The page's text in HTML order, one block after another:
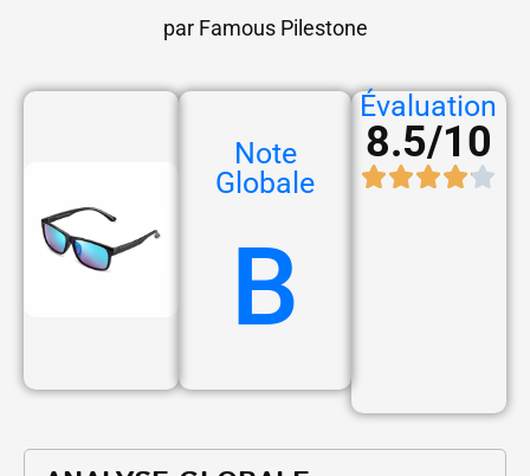
par Famous Pilestone
Note
Globale
B
Évaluation
8.5/10